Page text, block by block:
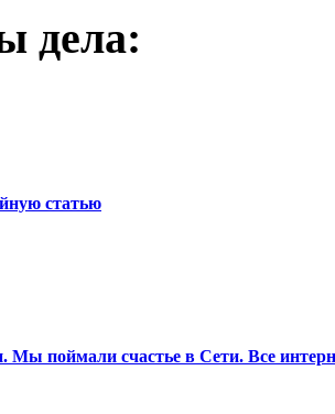
дела:
статью
Мы поймали счастье в Сети. Все интерн